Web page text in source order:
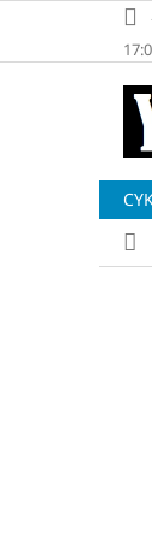
obsah